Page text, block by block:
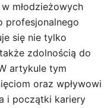
młodzieżowych
profesjonalnego
się nie tylko
zdolnością do
artykule tym
oraz wpływowi
i początki kariery